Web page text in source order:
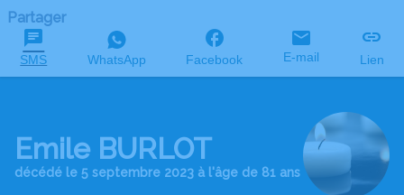
Partager
SMS WhatsApp Facebook E-mail Lien
Emile BURLOT
décédé le 5 septembre 2023 à l'âge de 81 ans